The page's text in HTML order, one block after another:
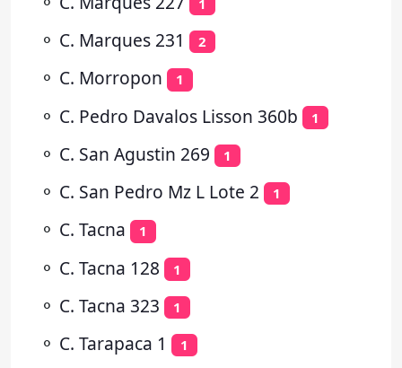
⚬ C. Marques 231 2
⚬ C. Morropon 1
⚬ C. Pedro Davalos Lisson 360b 1
⚬ C. San Agustin 269 1
⚬ C. San Pedro Mz L Lote 2 1
⚬ C. Tacna 1
⚬ C. Tacna 128 1
⚬ C. Tacna 323 1
⚬ C. Tarapaca 1 1